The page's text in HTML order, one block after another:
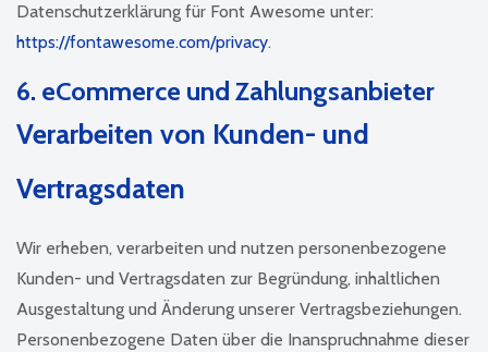
Datenschutzerklärung für Font Awesome unter:
https://fontawesome.com/privacy.
6. eCommerce und Zahlungs­anbieter
Verarbeiten von Kunden- und
Vertragsdaten
Wir erheben, verarbeiten und nutzen personenbezogene
Kunden- und Vertragsdaten zur Begründung, inhaltlichen
Ausgestaltung und Änderung unserer Vertragsbeziehungen.
Personenbezogene Daten über die Inanspruchnahme dieser